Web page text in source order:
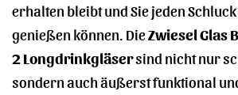
erhalten bleibt und Sie jeden
genießen können. DieZwiesel Glas
2 Longdrinkgläsersind nicht nur
sondern auch äußerst funktional